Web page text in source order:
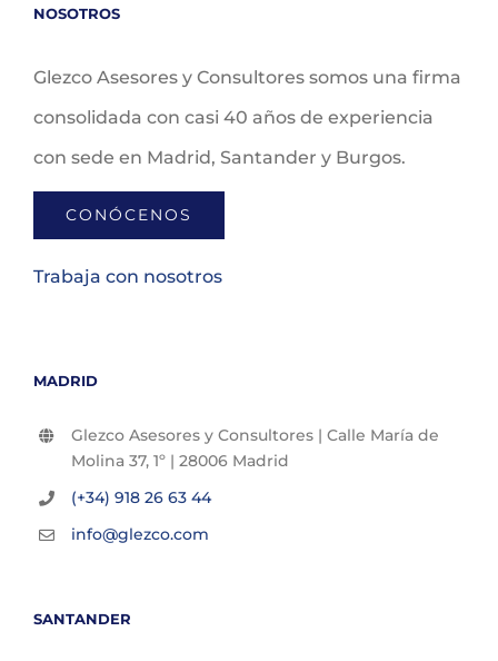
NOSOTROS
Glezco Asesores y Consultores somos una firma
consolidada con casi 40 años de experiencia
con sede en Madrid, Santander y Burgos.
CONÓCENOS
Trabaja con nosotros
MADRID
Glezco Asesores y Consultores | Calle María de
Molina 37, 1º | 28006 Madrid
(+34) 918 26 63 44
info@glezco.com
SANTANDER